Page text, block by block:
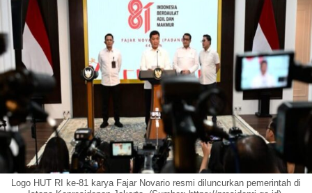
Logo HUT RI ke-81 karya Fajar Novario resmi diluncurkan pemerintah di